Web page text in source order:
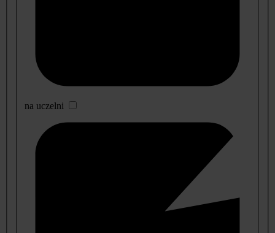
na uczelni